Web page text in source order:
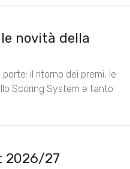
novità della
il ritorno dei premi, le
Scoring System e tanto
2026/27